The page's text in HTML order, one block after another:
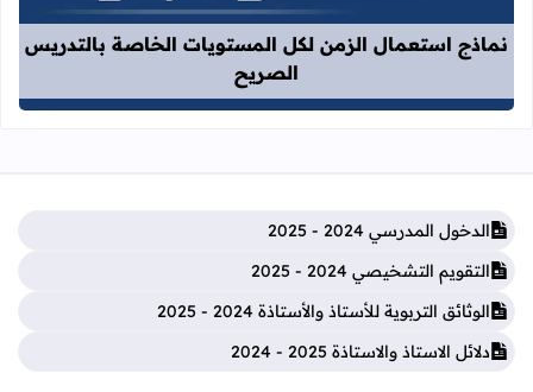
نماذج استعمال الزمن لكل المستويات الخاصة بالتدريس
الصريح
الدخول المدرسي 2024 - 2025
التقويم التشخيصي 2024 - 2025
الوثائق التربوية للأستاذ والأستاذة 2024 - 2025
دلائل الاستاذ والاستاذة 2025 - 2024